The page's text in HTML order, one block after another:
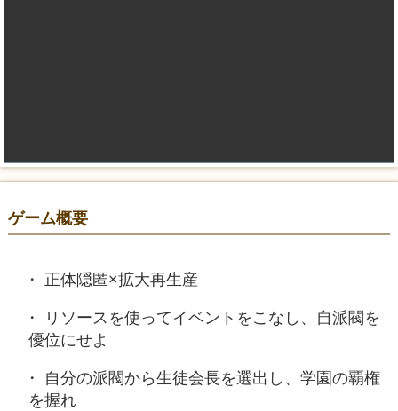
ゲーム概要
正体隠匿×拡大再生産
リソースを使ってイベントをこなし、自派閥を
優位にせよ
自分の派閥から生徒会長を選出し、学園の覇権
を握れ